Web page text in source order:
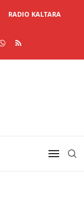
RADIO KALTARA